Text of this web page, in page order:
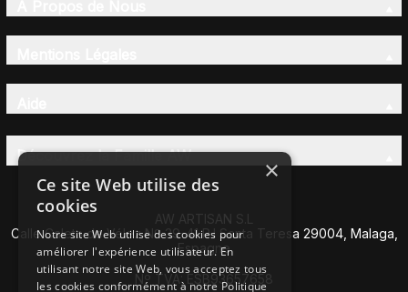
Découvrez la Famille AW
AW ARTISAN S.L
Calle Caleta de Vélez Nº 39-41 P.I Santa Teresa 29004, Malaga,
Espagne
Nº TVA: ESB93657658
×
Ce site Web utilise des
cookies
Notre site Web utilise des cookies pour
améliorer l'expérience utilisateur. En
utilisant notre site Web, vous acceptez tous
les cookies conformément à notre Politique